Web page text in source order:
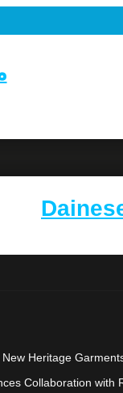
New Heritage
Collaboration with